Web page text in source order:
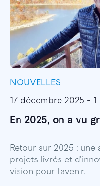
NOUVELLES
17 décembre 2025 -
En 2025, on a vu
Retour sur 2025 : une
projets livrés et
vision pour l’avenir.